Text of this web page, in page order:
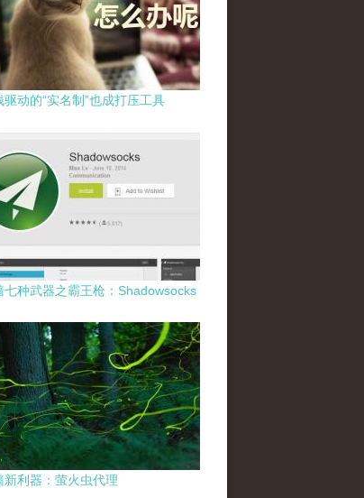
驱动的“实名制”也成打压工具
七种武器之霸王枪：Shadowsocks
新利器：萤火虫代理